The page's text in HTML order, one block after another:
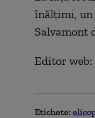
înălţimi, un
Salvamont
Editor
Etichete: